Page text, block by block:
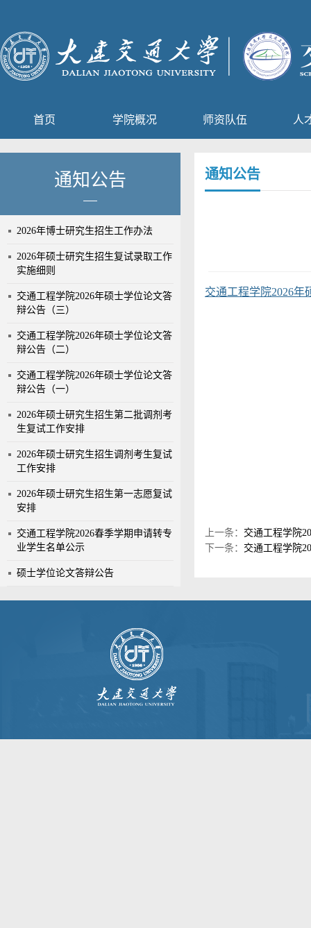
首页 学院概况 师资队伍 人
通知公告
2026年博士研究生招生工作办法
2026年硕士研究生招生复试录取工作
实施细则
交通工程学院2026年硕士学位论文答
辩公告（三）
交通工程学院2026年硕士学位论文答
辩公告（二）
交通工程学院2026年硕士学位论文答
辩公告（一）
2026年硕士研究生招生第二批调剂考
生复试工作安排
2026年硕士研究生招生调剂考生复试
工作安排
2026年硕士研究生招生第一志愿复试
安排
交通工程学院2026春季学期申请转专
业学生名单公示
硕士学位论文答辩公告
通知公告
交通工程学院2026年
上一条： 交通工程学院
下一条： 交通工程学院